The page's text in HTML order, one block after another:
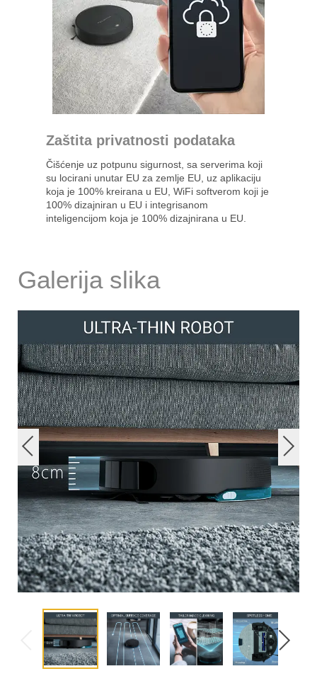
Zaštita privatnosti podataka
Čišćenje uz potpunu sigurnost, sa serverima koji
su locirani unutar EU za zemlje EU, uz aplikaciju
koja je 100% kreirana u EU, WiFi softverom koji je
100% dizajniran u EU i integrisanom
inteligencijom koja je 100% dizajnirana u EU.
Galerija slika